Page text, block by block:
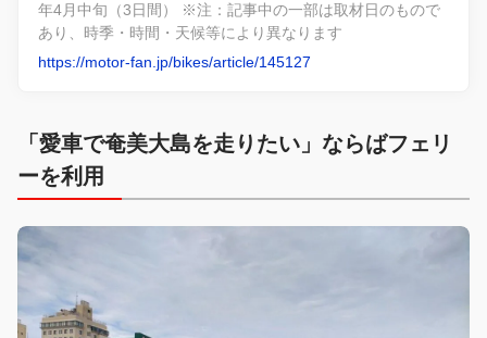
年4月中旬（3日間） ※注：記事中の一部は取材日のもので
あり、時季・時間・天候等により異なります
https://motor-fan.jp/bikes/article/145127
「愛車で奄美大島を走りたい」ならばフェリ
ーを利用